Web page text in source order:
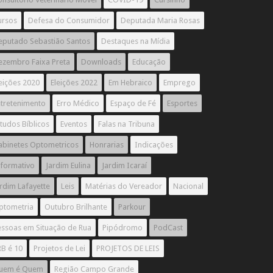
Defesa do Consumidor Deputada Maria Rosas
Sebastião Santos Destaques na Mídia
Faixa Preta Downloads Educação
2020 Eleições 2022 Em Hebraico Emprego
Erro Médico Espaço de Fé Esportes
Bíblicos Eventos Falas na Tribuna
Optometricos Honrarias Indicações
Jardim Eulina Jardim Icaraí
Lafayette Leis Matérias do Vereador Nacional
Outubro Brilhante Parkour
em Situação de Rua Pipódromo PodCast
é 10 Projetos de Lei PROJETOS DE LEIS
é Quem Região Campo Grande